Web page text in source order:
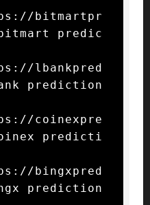
bitmartpr
predic
lbankpred
prediction
coinexpre
predicti
bingxpred
prediction